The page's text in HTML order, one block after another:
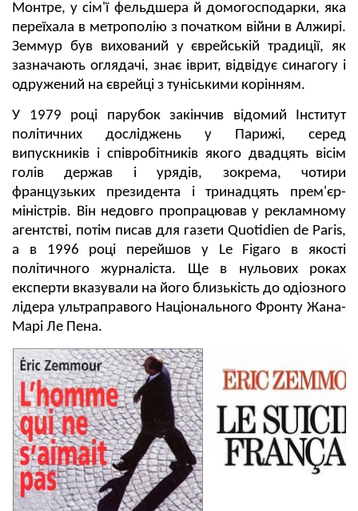
Монтре, у сім'ї фельдшера й домогосподарки, яка
переїхала в метрополію з початком війни в Алжирі.
Земмур був вихований у єврейській традиції, як
зазначають оглядачі, знає іврит, відвідує синагогу і
одружений на єврейці з туніськими корінням.
У 1979 році парубок закінчив відомий Інститут
політичних досліджень у Парижі, серед
випускників і співробітників якого двадцять вісім
голів держав і урядів, зокрема, чотири
французьких президента і тринадцять прем'єр-
міністрів. Він недовго пропрацював у рекламному
агентстві, потім писав для газети Quotidien de Paris,
а в 1996 році перейшов у Le Figaro в якості
політичного журналіста. Ще в нульових роках
експерти вказували на його близькість до одіозного
лідера ультраправого Національного Фронту Жана-
Марі Ле Пена.